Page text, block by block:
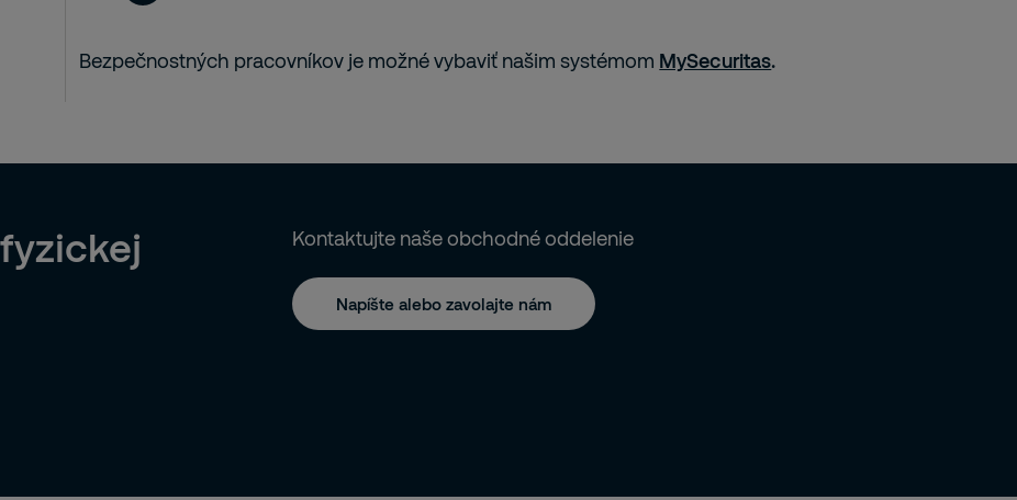
Bezpečnostných pracovníkov je možné vybaviť našim systémom MySecuritas.
Kontaktujte naše obchodné oddelenie
Napíšte alebo zavolajte nám